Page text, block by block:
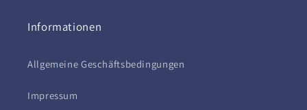
Informationen
Allgemeine Geschäftsbedingungen
Impressum